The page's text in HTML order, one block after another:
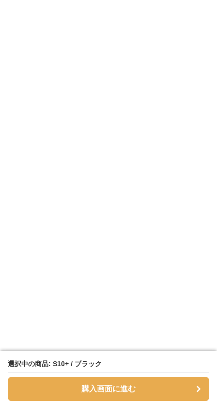
選択中の商品: S10+ / ブラック
購入画面に進む
選択中の商品: S10+ / ブラック
購入画面に進む